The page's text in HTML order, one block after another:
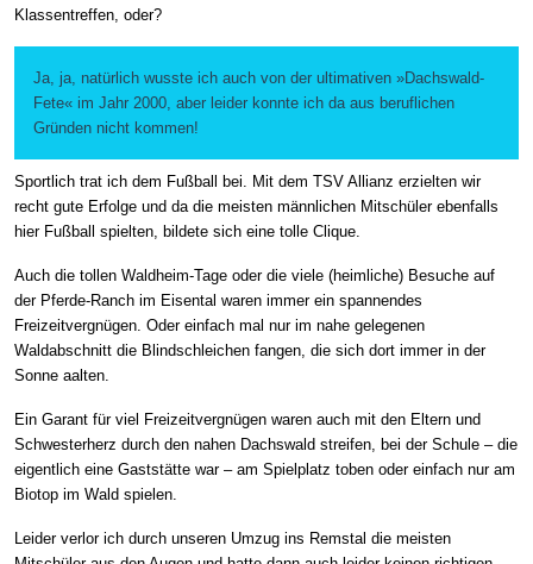
Klassentreffen, oder?
Ja, ja, natürlich wusste ich auch von der ultimativen »Dachswald-
Fete« im Jahr 2000, aber leider konnte ich da aus beruflichen
Gründen nicht kommen!
Sportlich trat ich dem Fußball bei. Mit dem TSV Allianz erzielten wir
recht gute Erfolge und da die meisten männlichen Mitschüler ebenfalls
hier Fußball spielten, bildete sich eine tolle Clique.
Auch die tollen Waldheim-Tage oder die viele (heimliche) Besuche auf
der Pferde-Ranch im Eisental waren immer ein spannendes
Freizeitvergnügen. Oder einfach mal nur im nahe gelegenen
Waldabschnitt die Blindschleichen fangen, die sich dort immer in der
Sonne aalten.
Ein Garant für viel Freizeitvergnügen waren auch mit den Eltern und
Schwesterherz durch den nahen Dachswald streifen, bei der Schule – die
eigentlich eine Gaststätte war – am Spielplatz toben oder einfach nur am
Biotop im Wald spielen.
Leider verlor ich durch unseren Umzug ins Remstal die meisten